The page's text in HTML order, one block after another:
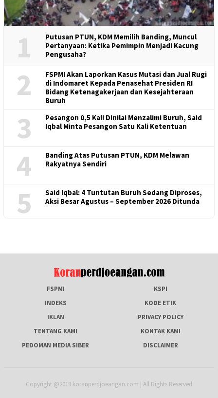
1
Putusan PTUN, KDM Memilih Banding, Muncul
Pertanyaan: Ketika Pemimpin Menjadi Kacung
Pengusaha?
2
FSPMI Akan Laporkan Kasus Mutasi dan Jual Rugi
di Indomaret Kepada Penasehat Presiden RI
Bidang Ketenagakerjaan dan Kesejahteraan
Buruh
3
Pesangon 0,5 Kali Dinilai Menzalimi Buruh, Said
Iqbal Minta Pesangon Satu Kali Ketentuan
4
Banding Atas Putusan PTUN, KDM Melawan
Rakyatnya Sendiri
5
Said Iqbal: 4 Tuntutan Buruh Sedang Diproses,
Aksi Besar Agustus – September 2026 Ditunda
FSPMI
KSPI
INDEKS
KODE ETIK
IKLAN
PRIVACY POLICY
TENTANG KAMI
KONTAK KAMI
PEDOMAN MEDIA SIBER
DISCLAIMER
Copyright @2019 koranperdjoeangan.com | All Rights Reserved